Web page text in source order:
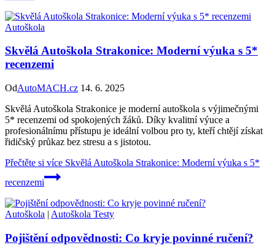
Autoškola
Skvělá Autoškola Strakonice: Moderní výuka s 5*
recenzemi
OdAutoMACH.cz 14. 6. 2025
Skvělá Autoškola Strakonice je moderní autoškola s výjimečnými
5* recenzemi od spokojených žáků. Díky kvalitní výuce a
profesionálnímu přístupu je ideální volbou pro ty, kteří chtějí získat
řidičský průkaz bez stresu a s jistotou.
Přečtěte si více Skvělá Autoškola Strakonice: Moderní výuka s 5*
recenzemi
Autoškola | Autoškola Testy
Pojištění odpovědnosti: Co kryje povinné ručení?